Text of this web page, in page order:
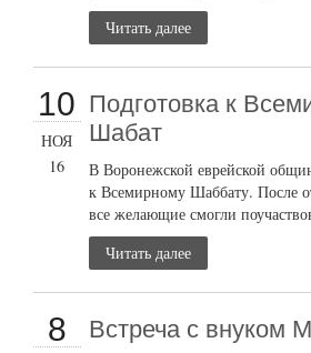
Читать далее
10
НОЯ
16
Подготовка к
Шабат
В Воронежской еврейской
к Всемирному Шаббату. После
все желающие смогли
Читать далее
8 Встреча с внуком